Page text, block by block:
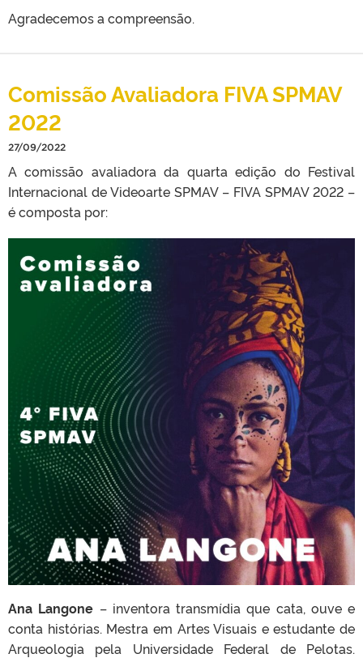
Agradecemos a compreensão.
Comissão Avaliadora FIVA SPMAV
2022
27/09/2022
A comissão avaliadora da quarta edição do Festival
Internacional de Videoarte SPMAV – FIVA SPMAV 2022 –
é composta por:
Ana Langone – inventora transmídia que cata, ouve e
conta histórias. Mestra em Artes Visuais e estudante de
Arqueologia pela Universidade Federal de Pelotas.